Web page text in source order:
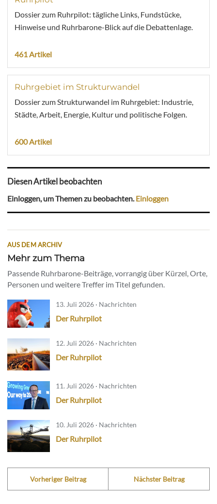
Dossier zum Ruhrpilot: tägliche Links, Fundstücke,
Hinweise und Ruhrbarone-Blick auf die Debattenlage.
461 Artikel
Ruhrgebiet im Strukturwandel
Dossier zum Strukturwandel im Ruhrgebiet: Industrie,
Städte, Arbeit, Energie, Kultur und politische Folgen.
600 Artikel
Diesen Artikel beobachten
Einloggen, um Themen zu beobachten.Einloggen
AUS DEM ARCHIV
Mehr zum Thema
Passende Ruhrbarone-Beiträge, vorrangig über Kürzel, Orte,
Personen und weitere Treffer im Titel gefunden.
13. Juli 2026 · Nachrichten
Der Ruhrpilot
12. Juli 2026 · Nachrichten
Der Ruhrpilot
11. Juli 2026 · Nachrichten
Der Ruhrpilot
10. Juli 2026 · Nachrichten
Der Ruhrpilot
Vorheriger Beitrag Nächster Beitrag